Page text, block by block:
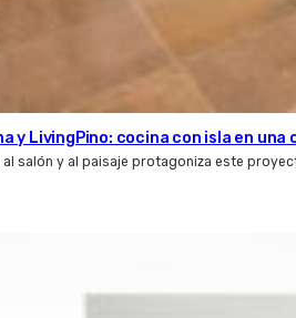
y LivingPino: cocina con isla en una
al salón y al paisaje protagoniza este